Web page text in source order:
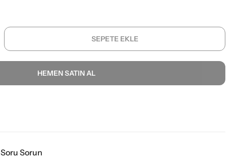
SEPETE EKLE
HEMEN SATIN AL
Soru Sorun